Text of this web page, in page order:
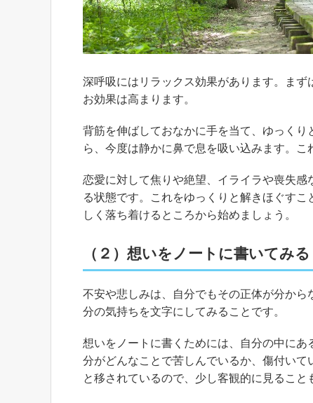
深呼吸にはリラックス効果があります。ま
お効果は高まります。
背筋を伸ばしておなかに手を当て、ゆっく
ら、今度は静かに鼻で息を吸い込みます。こ
恋愛に対して焦りや絶望、イライラや喪失
る状態です。これをゆっくりと解きほぐす
しく落ち着けるところから始めましょう。
（２）想いをノートに書いてみる
不安や悲しみは、自分でもその正体が分か
分の気持ちを文字にしてみることです。
想いをノートに書くためには、自分の中に
分がどんなことで苦しんでいるか、傷付い
と移されているので、少し客観的に見ること